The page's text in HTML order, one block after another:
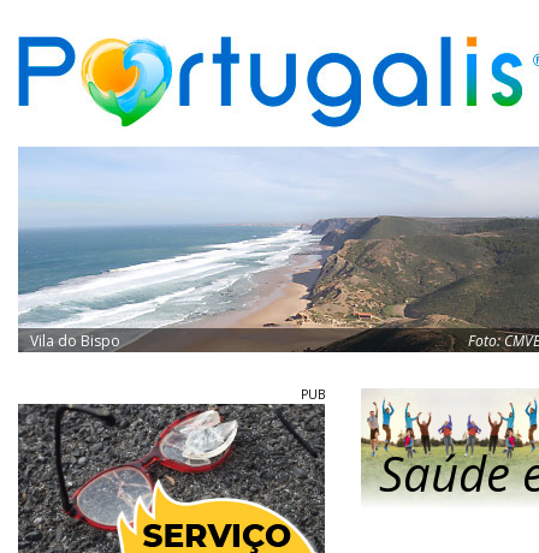
Vila do Bispo Foto:
Saúde
PUB